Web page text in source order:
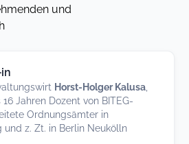
und
Horst-Holger Kalusa
Jahren Dozent von BITEG-
Ordnungsämter in
und z. Zt. in Berlin Neukölln